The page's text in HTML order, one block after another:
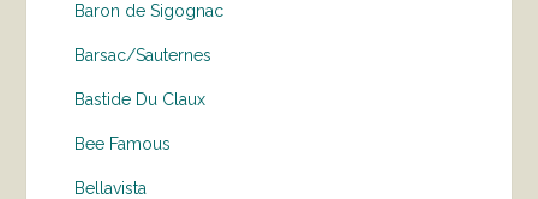
Baron de Sigognac
Barsac/Sauternes
Bastide Du Claux
Bee Famous
Bellavista